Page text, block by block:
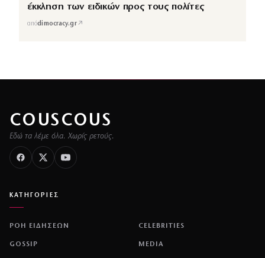
έκκληση των ειδικών προς τους πολίτες
απόdimocracy.gr↗
COUSCOUS
Εδώ τα λέμε όλα. Χωρίς ρετούς.
ΚΑΤΗΓΟΡΙΕΣ
ΡΟΗ ΕΙΔΗΣΕΩΝ CELEBRITIES
GOSSIP MEDIA